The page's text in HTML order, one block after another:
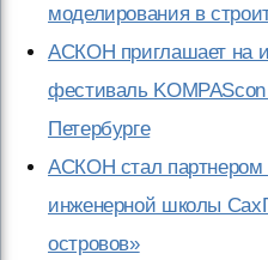
моделирования в
АСКОН приглашает на
фестиваль
Петербурге
АСКОН стал партнером
инженерной школы
островов»